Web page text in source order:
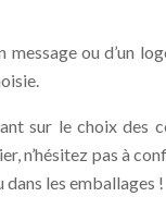
ou d’un
sur le choix des
pas à
les emballages !